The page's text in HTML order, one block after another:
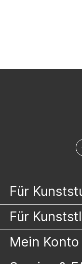
Für
Für
Mein Konto